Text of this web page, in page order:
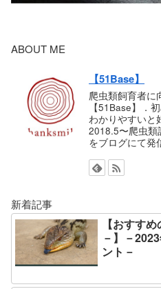
ABOUT ME
【51Base】
爬虫類飼育者に
【51Base】．
わかりやすいと
2018.5〜爬虫類
をブログにて発
新着記事
【おすす
－】－
ント－